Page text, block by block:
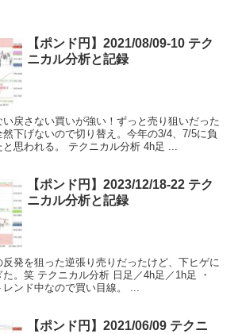
【ポンド円】2021/08/09-10 テク
ニカル分析と記録
戻さない買いが強い！ずっと売り狙いだった
下げないので切り替え。今年の3/4、7/5に負
思われる。 テクニカル分析 4h足 ...
【ポンド円】2023/12/18-22 テク
ニカル分析と記録
発を狙った逆張り売りだったけど、下ヒゲに
。笑 テクニカル分析 日足／4h足／1h足 ・
レンド中なので買い目線。 ...
【ポンド円】2021/06/09 テクニ